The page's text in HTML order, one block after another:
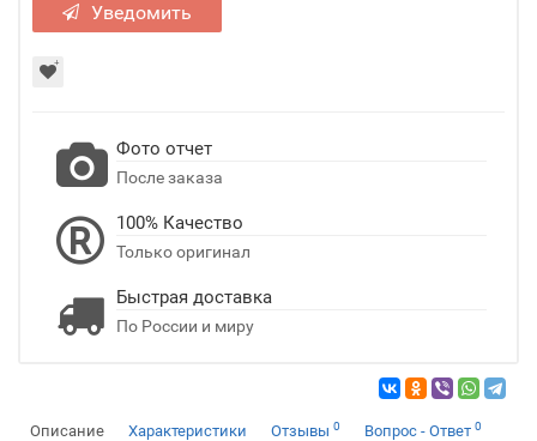
Уведомить
Фото отчет
После заказа
100% Качество
Только оригинал
Быстрая доставка
По России и миру
Описание Характеристики Отзывы 0 Вопрос - Ответ 0